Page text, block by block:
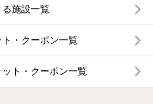
施設一覧
・クーポン一覧
ト・クーポン一覧